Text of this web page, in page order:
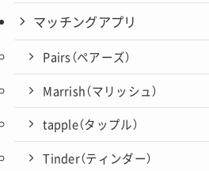
マッチングアプリ
Pairs（ペアーズ）
Marrish（マリッシュ）
tapple（タップル）
Tinder（ティンダー）